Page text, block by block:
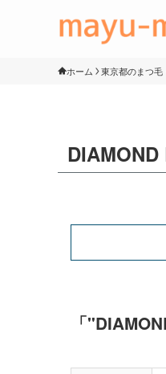
ホーム 東京都のまつ
「